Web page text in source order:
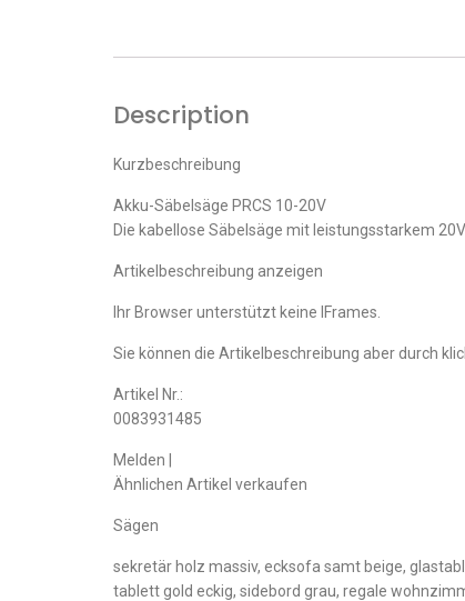
Description
Kurzbeschreibung
Akku-Säbelsäge PRCS 10-20V
Die kabellose Säbelsäge mit leistungsstarkem
Artikelbeschreibung anzeigen
Ihr Browser unterstützt keine IFrames.
Sie können die Artikelbeschreibung aber durch
Artikel Nr.:
0083931485
Melden |
Ähnlichen Artikel verkaufen
Sägen
sekretär holz massiv, ecksofa samt beige,
tablett gold eckig, sidebord grau, regale